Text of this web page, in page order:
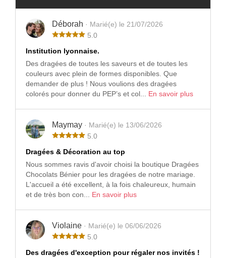
Déborah · Marié(e) le 21/07/2026
5.0
Institution lyonnaise.
Des dragées de toutes les saveurs et de toutes les
couleurs avec plein de formes disponibles. Que
demander de plus ! Nous voulions des dragées
colorés pour donner du PEP’s et col... En savoir plus
Maymay · Marié(e) le 13/06/2026
5.0
Dragées & Décoration au top
Nous sommes ravis d'avoir choisi la boutique Dragées
Chocolats Bénier pour les dragées de notre mariage.
L'accueil a été excellent, à la fois chaleureux, humain
et de très bon con... En savoir plus
Violaine · Marié(e) le 06/06/2026
5.0
Des dragées d'exception pour régaler nos invités !